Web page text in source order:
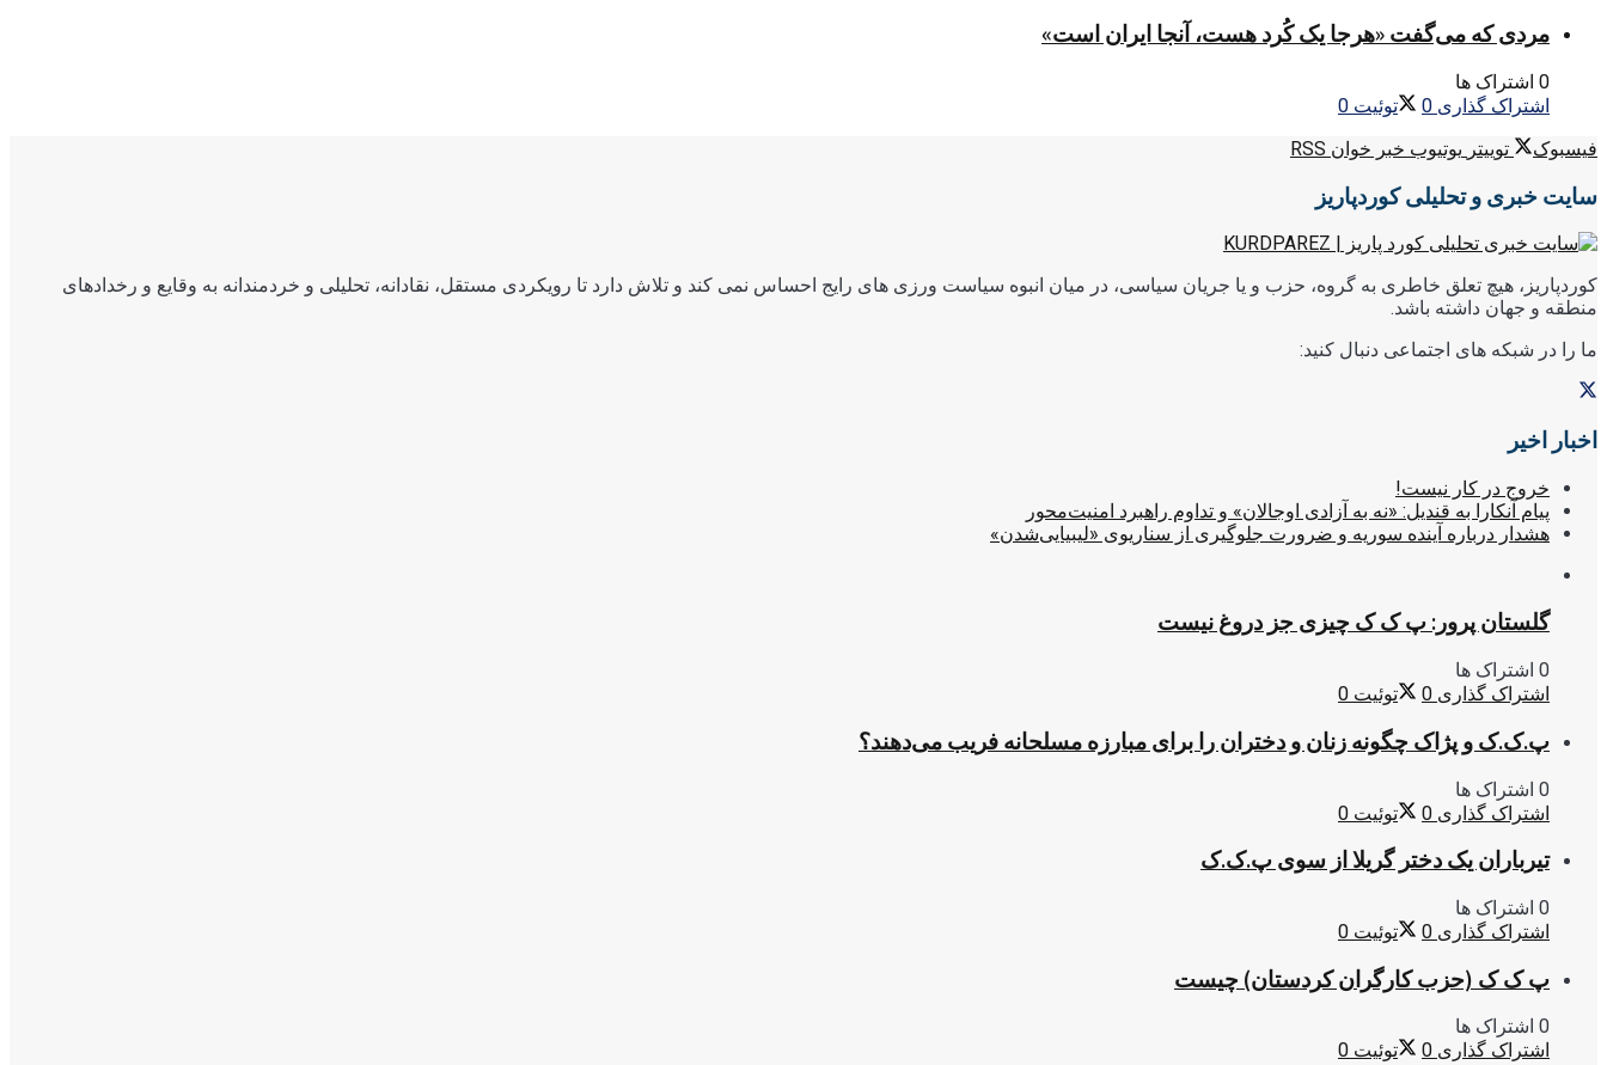
مردی که می‌گفت «هرجا یک کُرد هست، آنجا ایران است»
0 اشتراک ها
اشتراک گذاری 0 توئیت 0
فیسبوک
توییتر یوتیوب خبر خوان RSS
سایت خبری و تحلیلی کوردپاریز
کوردپاریز، هیچ تعلق خاطری به گروه، حزب و یا جریان سیاسی، در میان انبوه سیاست ورزی های رایج احساس نمی کند و تلاش دارد تا رویکردی مستقل، نقادانه، تحلیلی و خردمندانه به وقایع و رخدادهای
منطقه و جهان داشته باشد.
ما را در شبکه های اجتماعی دنبال کنید:
اخبار اخیر
خروج در کار نیست!
پیام آنکارا به قندیل: «نه به آزادی اوجالان» و تداوم راهبرد امنیت‌محور
هشدار درباره آینده سوریه و ضرورت جلوگیری از سناریوی «لیبیایی‌شدن»
گلستان پرور: پ ک ک چیزی جز دروغ نیست
0 اشتراک ها
اشتراک گذاری 0 توئیت 0
پ.ک.ک و پژاک چگونه زنان و دختران را برای مبارزه مسلحانه فریب می‌دهند؟
0 اشتراک ها
اشتراک گذاری 0 توئیت 0
تیرباران یک دختر گریلا از سوی پ.ک.ک
0 اشتراک ها
اشتراک گذاری 0 توئیت 0
پ ک ک (حزب کارگران کردستان) چیست
0 اشتراک ها
اشتراک گذاری 0 توئیت 0